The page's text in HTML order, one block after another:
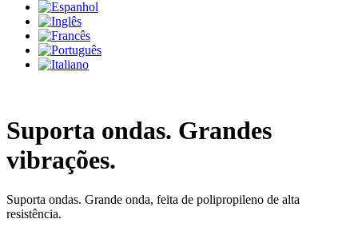
Suporta ondas. Grandes
vibrações.
Suporta ondas. Grande onda, feita de polipropileno de alta
resistência.